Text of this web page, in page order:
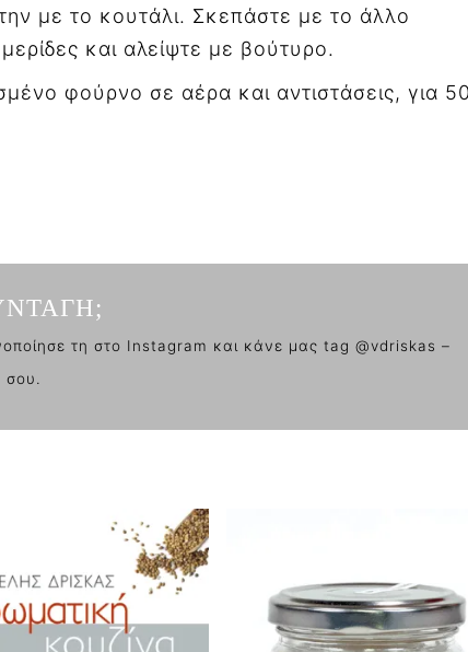
με το κουτάλι. Σκεπάστε με το άλλο
και αλείψτε με βούτυρο.
φούρνο σε αέρα και αντιστάσεις, για
τη στο Instagram και κάνε μας tag @vdriskas –
σου.